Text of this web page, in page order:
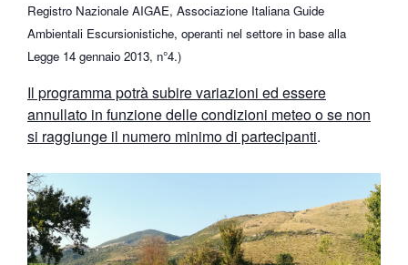
Registro Nazionale AIGAE, Associazione Italiana Guide
Ambientali Escursionistiche, operanti nel settore in base alla
Legge 14 gennaio 2013, n°4.)
Il programma potrà subire variazioni ed essere
annullato in funzione delle condizioni meteo o se non
si raggiunge il numero minimo di partecipanti.